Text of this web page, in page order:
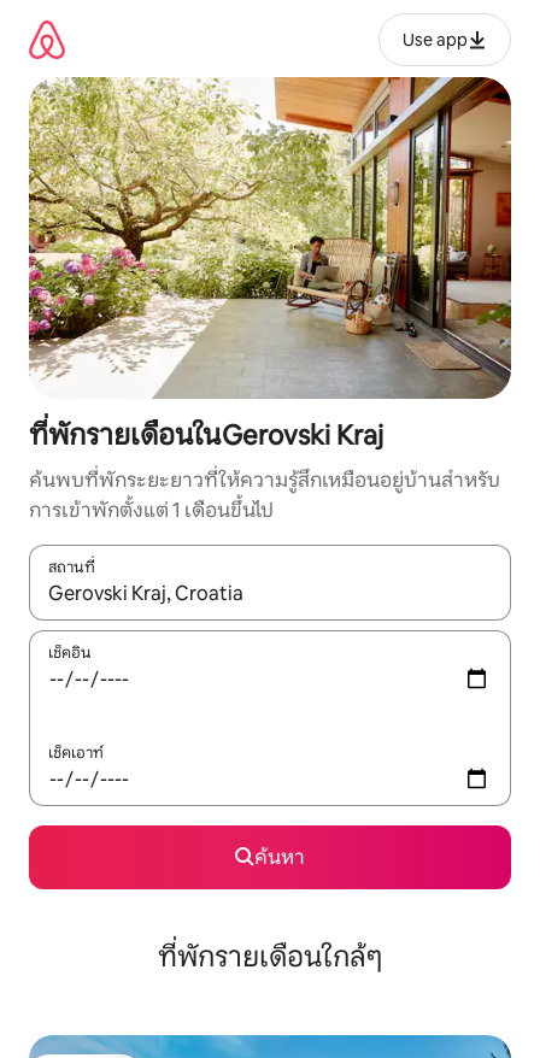
เนื้อหา
Use app
ที่พักรายเดือนในGerovski Kraj
ค้นพบที่พักระยะยาวที่ให้ความรู้สึกเหมือนอยู่บ้านสำหรับ
การเข้าพักตั้งแต่ 1 เดือนขึ้นไป
สถานที่
ใช้ลูกศรขึ้นลง หรือใช้การสัมผัสหรือปัด เพื่อสำรวจผลการค้นหา
เช็คอิน
เช็คเอาท์
ค้นหา
ที่พักรายเดือนใกล้ๆ